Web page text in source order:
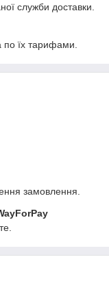
служби доставки.
по їх тарифами.
замовлення.